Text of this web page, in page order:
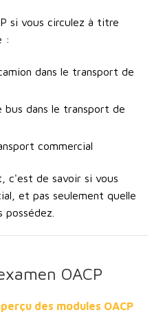
si vous circulez à titre
:
dans le transport de
dans le transport de
commercial
c'est de savoir si vous
, et pas seulement quelle
OACP
des modules OACP